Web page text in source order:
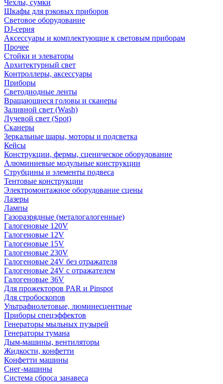
Чехлы, сумки
Шкафы для рэковых приборов
Световое оборудование
DJ-серия
Аксессуары и комплектующие к световым приборам
Прочее
Стойки и элеваторы
Архитектурный свет
Контроллеры, аксессуары
Приборы
Светодиодные ленты
Вращающиеся головы и сканеры
Заливной свет (Wash)
Лучевой свет (Spot)
Сканеры
Зеркальные шары, моторы и подсветка
Кейсы
Конструкции, фермы, сценическое оборудование
Алюминиевые модульные конструкции
Струбцины и элементы подвеса
Тентовые конструкции
Электромонтажное оборудование сцены
Лазеры
Лампы
Газоразрядные (металогалогенные)
Галогеновые 120V
Галогеновые 12V
Галогеновые 15V
Галогеновые 230V
Галогеновые 24V без отражателя
Галогеновые 24V с отражателем
Галогеновые 36V
Для прожекторов PAR и Pinspot
Для стробоскопов
Ультрафиолетовые, люминесцентные
Приборы спецэффектов
Генераторы мыльных пузырей
Генераторы тумана
Дым-машины, вентиляторы
Жидкости, конфетти
Конфетти машины
Снег-машины
Система сброса занавеса